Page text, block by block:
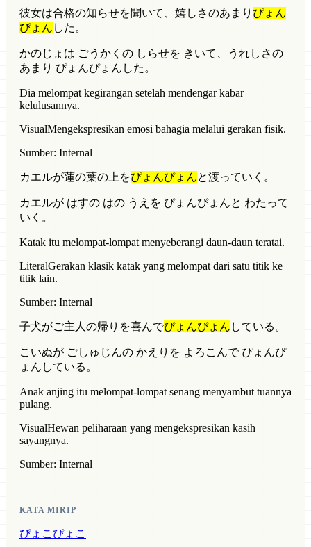
彼女は合格の知らせを聞いて、嬉しさのあまり ぴょん
ぴょん した。
かのじょは ごうかくの しらせを きいて、うれしさの
あまり ぴょんぴょんした。
Dia melompat kegirangan setelah mendengar kabar
kelulusannya.
VisualMengekspresikan emosi bahagia melalui gerakan fisik.
Sumber: Internal
カエルが蓮の葉の上をぴょんぴょんと渡っていく。
カエルが はすの はの うえを ぴょんぴょんと わたって
いく。
Katak itu melompat-lompat menyeberangi daun-daun teratai.
LiteralGerakan klasik katak yang melompat dari satu titik ke
titik lain.
Sumber: Internal
子犬がご主人の帰りを喜んでぴょんぴょん している。
こいぬが ごしゅじんの かえりを よろこんで ぴょんぴ
ょんしている。
Anak anjing itu melompat-lompat senang menyambut tuannya
pulang.
VisualHewan peliharaan yang mengekspresikan kasih
sayangnya.
Sumber: Internal
KATA MIRIP
ぴょこぴょこ